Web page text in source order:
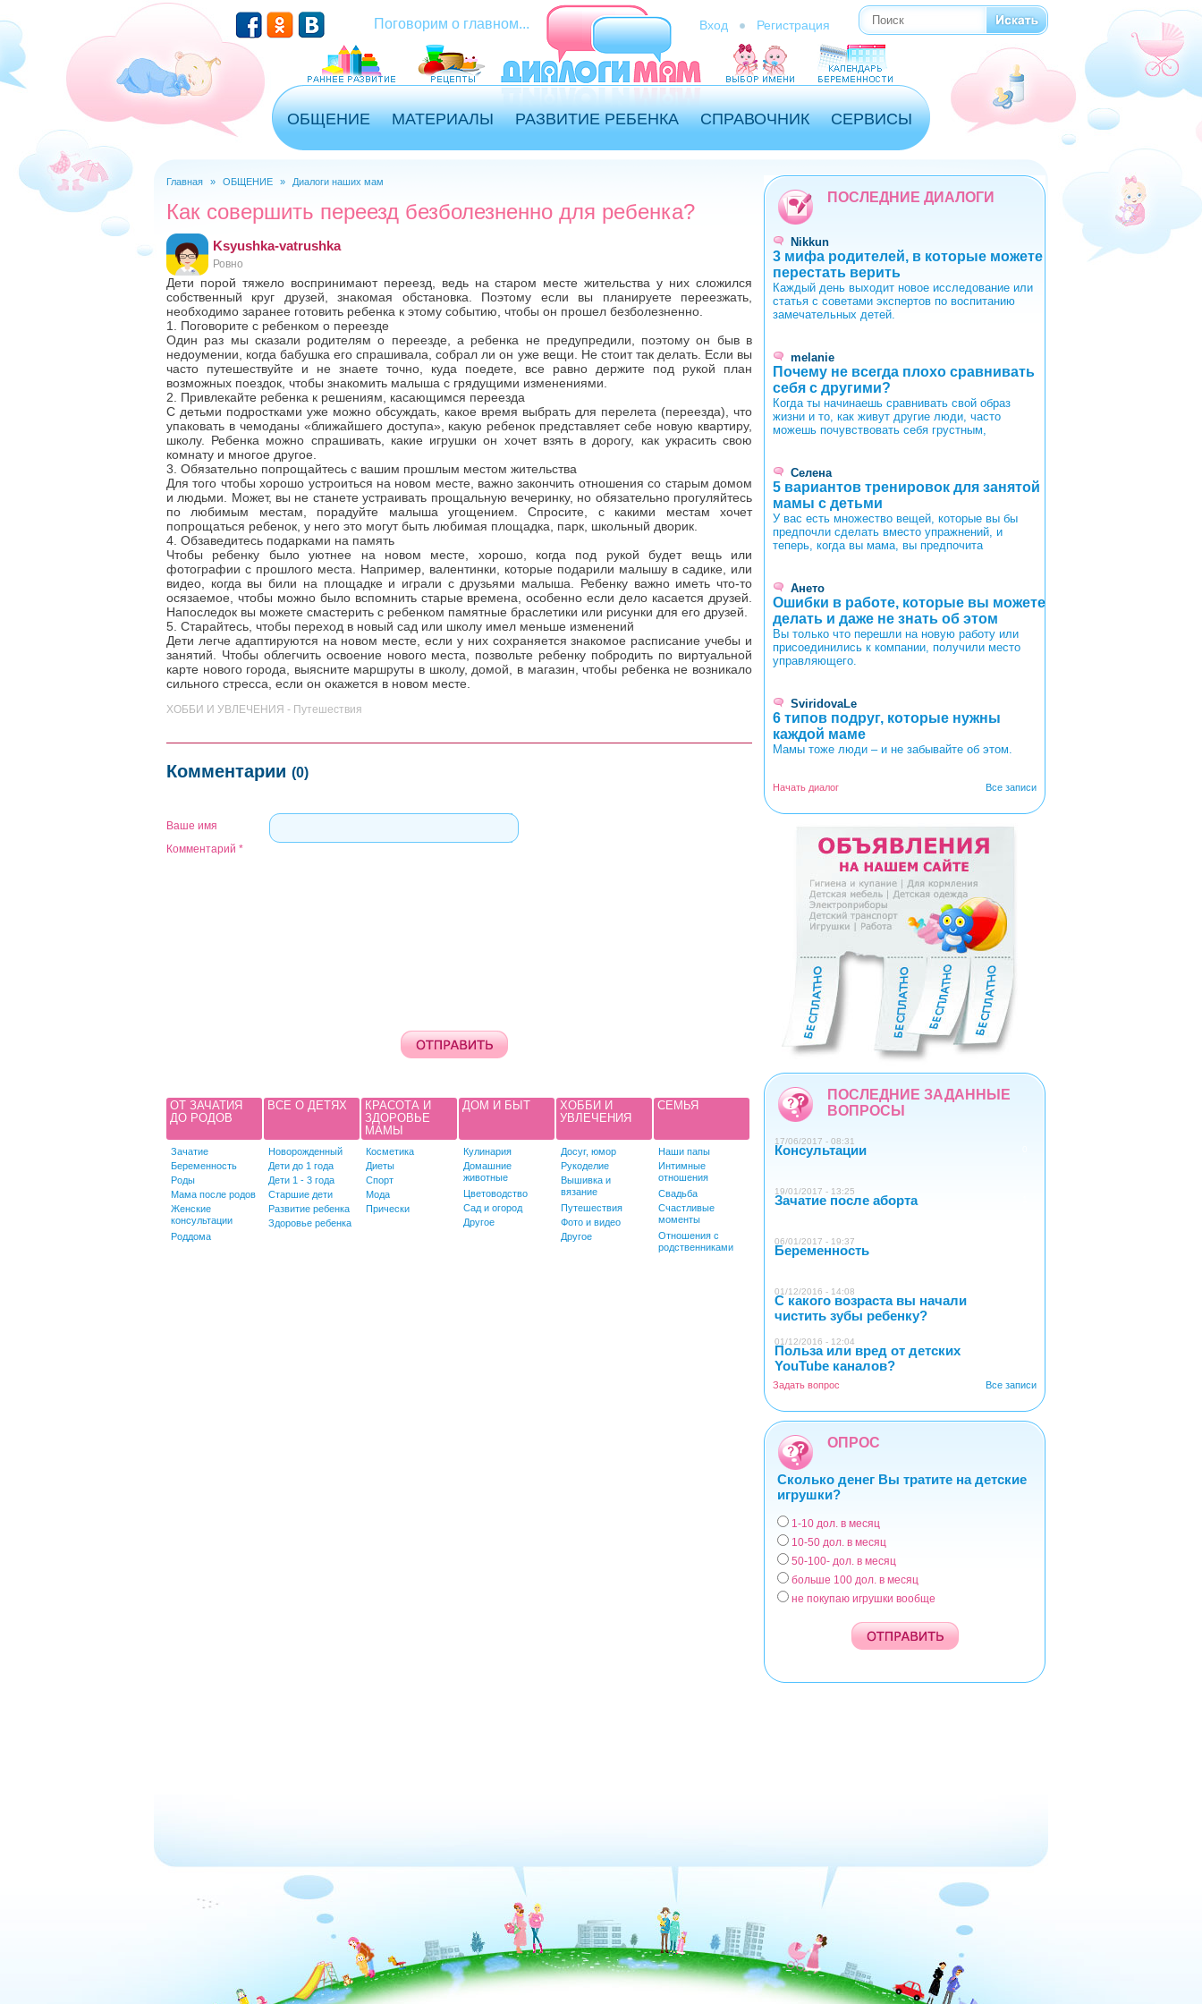
Перейти к основному содержанию
Поговорим о главном... Вход Регистрация Форма поиска
Поиск
ОБЩЕНИЕ МАТЕРИАЛЫ РАЗВИТИЕ РЕБЕНКА СПРАВОЧНИК СЕРВИСЫ
Главная » ОБЩЕНИЕ » Диалоги наших мам
Как совершить переезд безболезненно для ребенка?
Ksyushka-vatrushka
Ровно
Дети порой тяжело воспринимают переезд, ведь на старом месте жительства у них сложился
собственный круг друзей, знакомая обстановка. Поэтому если вы планируете переезжать,
необходимо заранее готовить ребенка к этому событию, чтобы он прошел безболезненно.
1. Поговорите с ребенком о переезде
Один раз мы сказали родителям о переезде, а ребенка не предупредили, поэтому он быв в
недоумении, когда бабушка его спрашивала, собрал ли он уже вещи. Не стоит так делать. Если вы
часто путешествуйте и не знаете точно, куда поедете, все равно держите под рукой план
возможных поездок, чтобы знакомить малыша с грядущими изменениями.
2. Привлекайте ребенка к решениям, касающимся переезда
С детьми подростками уже можно обсуждать, какое время выбрать для перелета (переезда), что
упаковать в чемоданы «ближайшего доступа», какую ребенок представляет себе новую квартиру,
школу. Ребенка можно спрашивать, какие игрушки он хочет взять в дорогу, как украсить свою
комнату и многое другое.
3. Обязательно попрощайтесь с вашим прошлым местом жительства
Для того чтобы хорошо устроиться на новом месте, важно закончить отношения со старым домом
и людьми. Может, вы не станете устраивать прощальную вечеринку, но обязательно прогуляйтесь
по любимым местам, порадуйте малыша угощением. Спросите, с какими местам хочет
попрощаться ребенок, у него это могут быть любимая площадка, парк, школьный дворик.
4. Обзаведитесь подарками на память
Чтобы ребенку было уютнее на новом месте, хорошо, когда под рукой будет вещь или
фотографии с прошлого места. Например, валентинки, которые подарили малышу в садике, или
видео, когда вы били на площадке и играли с друзьями малыша. Ребенку важно иметь что-то
осязаемое, чтобы можно было вспомнить старые времена, особенно если дело касается друзей.
Напоследок вы можете смастерить с ребенком памятные браслетики или рисунки для его друзей.
5. Старайтесь, чтобы переход в новый сад или школу имел меньше изменений
Дети легче адаптируются на новом месте, если у них сохраняется знакомое расписание учебы и
занятий. Чтобы облегчить освоение нового места, позвольте ребенку побродить по виртуальной
карте нового города, выясните маршруты в школу, домой, в магазин, чтобы ребенка не возникало
сильного стресса, если он окажется в новом месте.
ХОББИ И УВЛЕЧЕНИЯ - Путешествия
Комментарии (0)
Ваше имя
Комментарий *
ОТ ЗАЧАТИЯ
ДО РОДОВ
Зачатие
Беременность
Роды
Мама после родов
Женские
консультации
Роддома
ВСЕ О ДЕТЯХ
Новорожденный
Дети до 1 года
Дети 1 - 3 года
Старшие дети
Развитие ребенка
Здоровье ребенка
КРАСОТА И
ЗДОРОВЬЕ
МАМЫ
Косметика
Диеты
Спорт
Мода
Прически
ДОМ И БЫТ
Кулинария
Домашние
животные
Цветоводство
Сад и огород
Другое
ХОББИ И
УВЛЕЧЕНИЯ
Досуг, юмор
Рукоделие
Вышивка и
вязание
Путешествия
Фото и видео
Другое
СЕМЬЯ
Наши папы
Интимные
отношения
Свадьба
Счастливые
моменты
Отношения с
родственниками
ПОСЛЕДНИЕ ДИАЛОГИ
Nikkun
3 мифа родителей, в которые можете
перестать верить
Каждый день выходит новое исследование или
статья с советами экспертов по воспитанию
замечательных детей.
melanie
Почему не всегда плохо сравнивать
себя с другими?
Когда ты начинаешь сравнивать свой образ
жизни и то, как живут другие люди, часто
можешь почувствовать себя грустным,
Селена
5 вариантов тренировок для занятой
мамы с детьми
У вас есть множество вещей, которые вы бы
предпочли сделать вместо упражнений, и
теперь, когда вы мама, вы предпочита
Ането
Ошибки в работе, которые вы можете
делать и даже не знать об этом
Вы только что перешли на новую работу или
присоединились к компании, получили место
управляющего.
SviridovaLe
6 типов подруг, которые нужны
каждой маме
Мамы тоже люди – и не забывайте об этом.
Все записи
Начать диалог
0123456789
ПОСЛЕДНИЕ ЗАДАННЫЕ
ВОПРОСЫ
17/06/2017 - 08:31
Консультации
19/01/2017 - 13:25
Зачатие после аборта
06/01/2017 - 19:37
Беременность
01/12/2016 - 14:08
С какого возраста вы начали
чистить зубы ребенку?
01/12/2016 - 12:04
Польза или вред от детских
YouTube каналов?
Все записи
Задать вопрос
ОПРОС
Сколько денег Вы тратите на детские
игрушки?
Варианты
1-10 дол. в месяц
10-50 дол. в месяц
50-100- дол. в месяц
больше 100 дол. в месяц
не покупаю игрушки вообще